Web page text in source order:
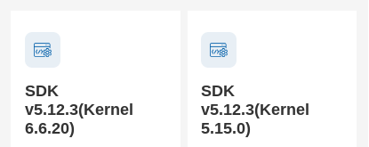
SDK
v5.12.3(Kernel
6.6.20)
SDK
v5.12.3(Kernel
5.15.0)